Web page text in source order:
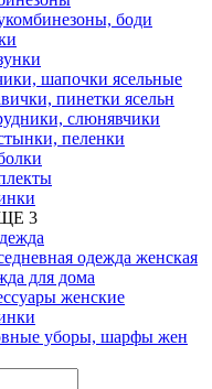
боди
шапочки ясельные
пинетки ясельн
слюнявчики
пеленки
3
одежда женская
для дома
женские
уборы, шарфы жен